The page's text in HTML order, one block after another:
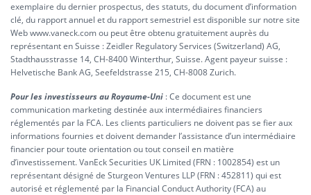
exemplaire du dernier prospectus, des statuts, du document d’information
clé, du rapport annuel et du rapport semestriel est disponible sur notre site
Web www.vaneck.com ou peut être obtenu gratuitement auprès du
représentant en Suisse : Zeidler Regulatory Services (Switzerland) AG,
Stadthausstrasse 14, CH-8400 Winterthur, Suisse. Agent payeur suisse :
Helvetische Bank AG, Seefeldstrasse 215, CH-8008 Zurich.
Pour les investisseurs au Royaume-Uni : Ce document est une
communication marketing destinée aux intermédiaires financiers
réglementés par la FCA. Les clients particuliers ne doivent pas se fier aux
informations fournies et doivent demander l’assistance d’un intermédiaire
financier pour toute orientation ou tout conseil en matière
d’investissement. VanEck Securities UK Limited (FRN : 1002854) est un
représentant désigné de Sturgeon Ventures LLP (FRN : 452811) qui est
autorisé et réglementé par la Financial Conduct Authority (FCA) au